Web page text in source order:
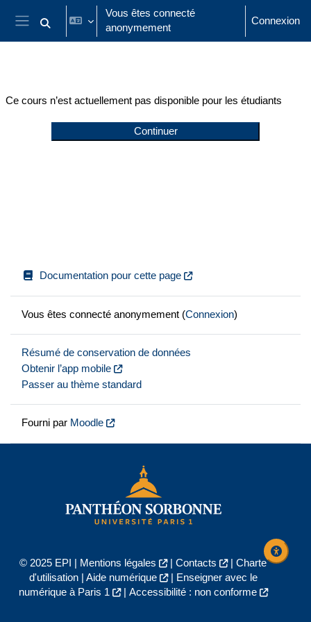
Passer au contenu principal
Panneau latéral
Activer/désactiver la saisie de recherche
Vous êtes connecté
anonymement
Connexion
Ce cours n’est actuellement pas disponible pour les étudiants
Continuer
Documentation pour cette page
Vous êtes connecté anonymement (Connexion)
Résumé de conservation de données
Obtenir l’app mobile
Passer au thème standard
Fourni par Moodle
© 2025 EPI | Mentions légales | Contacts | Charte
d'utilisation| Aide numérique |
Enseigner avec le
numérique à Paris 1
| Accessibilité : non conforme